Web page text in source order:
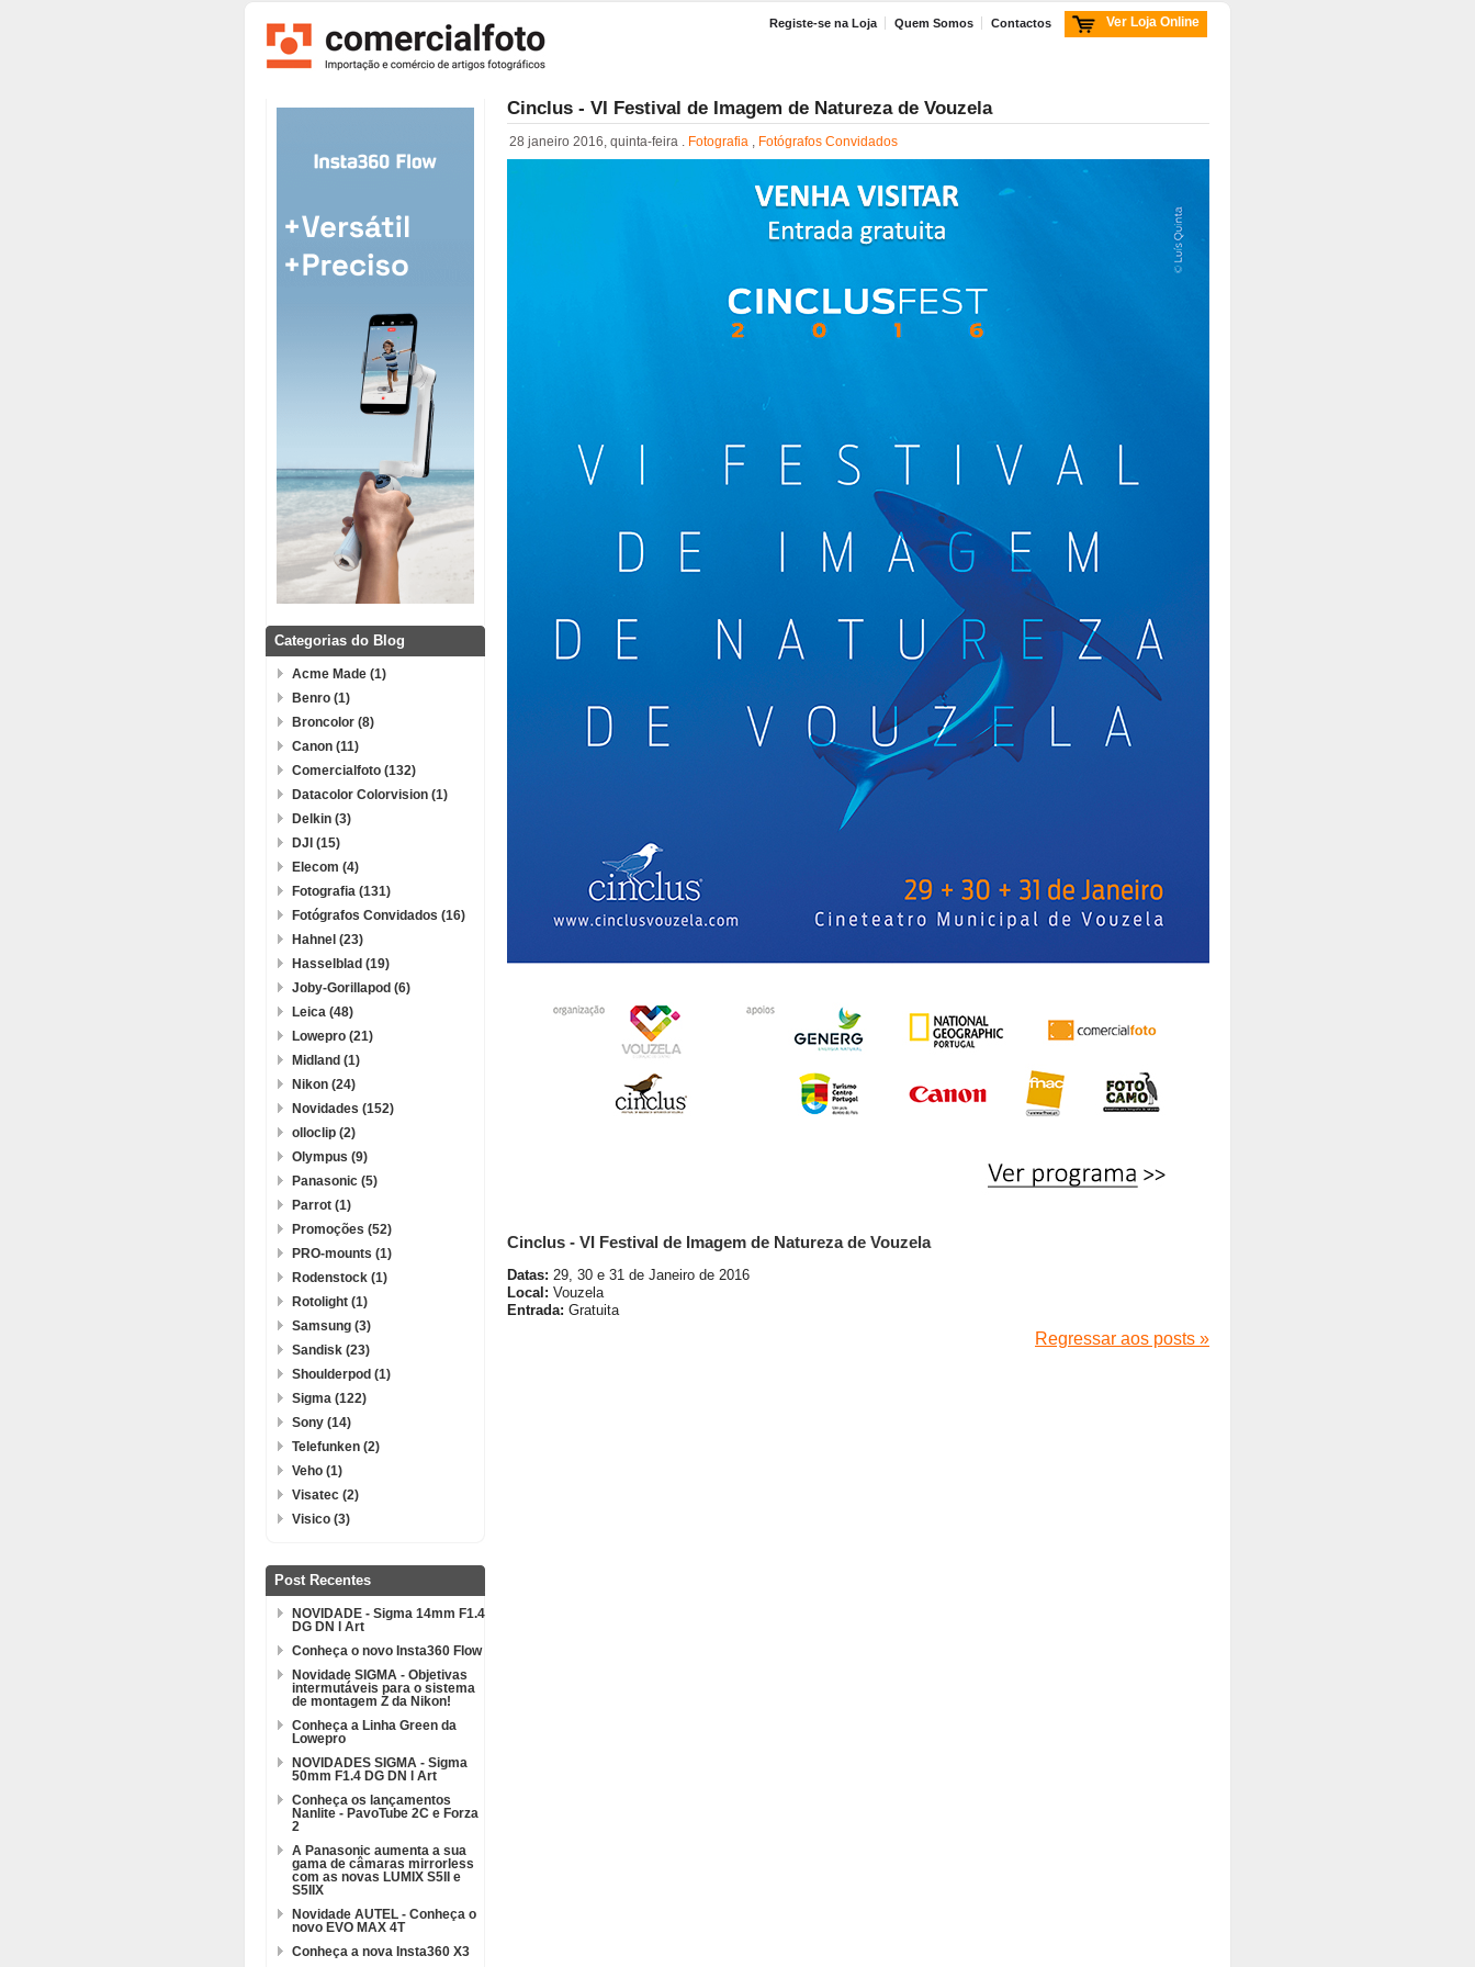
Registe-se na Loja Quem Somos Contactos Ver Loja Online
Categorias do Blog
Acme Made (1)
Benro (1)
Broncolor (8)
Canon (11)
Comercialfoto (132)
Datacolor Colorvision (1)
Delkin (3)
DJI (15)
Elecom (4)
Fotografia (131)
Fotógrafos Convidados (16)
Hahnel (23)
Hasselblad (19)
Joby-Gorillapod (6)
Leica (48)
Lowepro (21)
Midland (1)
Nikon (24)
Novidades (152)
olloclip (2)
Olympus (9)
Panasonic (5)
Parrot (1)
Promoções (52)
PRO-mounts (1)
Rodenstock (1)
Rotolight (1)
Samsung (3)
Sandisk (23)
Shoulderpod (1)
Sigma (122)
Sony (14)
Telefunken (2)
Veho (1)
Visatec (2)
Visico (3)
Post Recentes
NOVIDADE - Sigma 14mm F1.4
DG DN l Art
Conheça o novo Insta360 Flow
Novidade SIGMA - Objetivas
intermutáveis para o sistema
de montagem Z da Nikon!
Conheça a Linha Green da
Lowepro
NOVIDADES SIGMA - Sigma
50mm F1.4 DG DN l Art
Conheça os lançamentos
Nanlite - PavoTube 2C e Forza
2
A Panasonic aumenta a sua
gama de câmaras mirrorless
com as novas LUMIX S5II e
S5IIX
Novidade AUTEL - Conheça o
novo EVO MAX 4T
Conheça a nova Insta360 X3
Cinclus - VI Festival de Imagem de Natureza de Vouzela
28 janeiro 2016, quinta-feira . Fotografia , Fotógrafos Convidados
Cinclus - VI Festival de Imagem de Natureza de Vouzela
Datas: 29, 30 e 31 de Janeiro de 2016
Local: Vouzela
Entrada: Gratuita
Regressar aos posts »